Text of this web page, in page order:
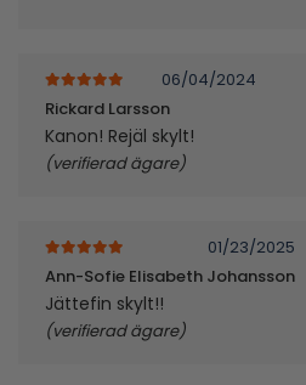
06/04/2024
Rickard Larsson
Kanon! Rejäl skylt!
(verifierad ägare)
01/23/2025
Ann-Sofie Elisabeth Johansson
Jättefin skylt!!
(verifierad ägare)